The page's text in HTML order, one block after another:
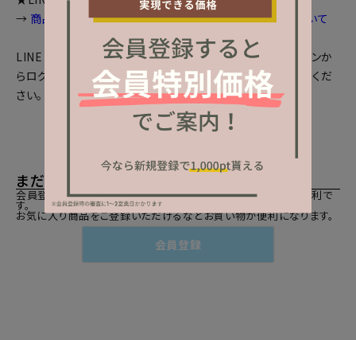
→ 商品画面等で個数選択等が出来ない場合の対処法について
LINEとの会員連携がお済みの方は、「LINEでログイン」ボタンか
らログインしてください。まだの方は、LINEと会員連携
をしてくだ
さい。
まだご登録がお済みでないお客様
会員登録をしていただきますと、二度目のお買い物時にとても便利で
す。
お気に入り商品をご登録いただけるなどお買い物が便利になります。
会員登録